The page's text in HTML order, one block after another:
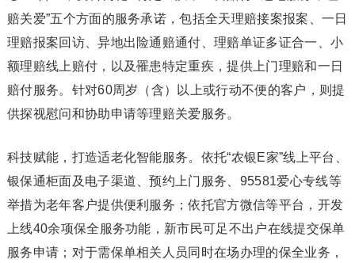
赔关爱”五个方面的服务承诺，包括全天理赔接案报案、一日
理赔报案回访、异地出险通赔通付、理赔单证多证合一、小
额理赔线上赔付，以及罹患特定重疾，提供上门理赔和一日
赔付服务。针对60周岁（含）以上或行动不便的客户，则提
供探视慰问和协助申请等理赔关爱服务。
科技赋能，打造适老化智能服务。依托“农银E家”线上平台、
银保通柜面及电子渠道、预约上门服务、95581爱心专线等
举措为老年客户提供便利服务；依托官方微信等平台，开发
上线40余项保全服务功能，新市民可足不出户在线提交保单
服务申请；对于需保单相关人员同时在场办理的保全业务，